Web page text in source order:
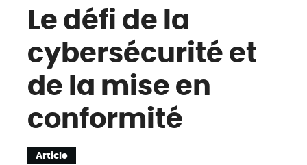
Le défi de la
cybersécurité et
de la mise en
conformité
Article